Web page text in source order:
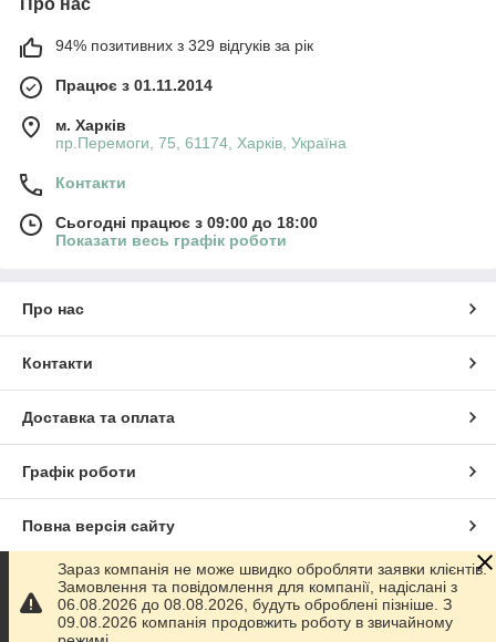
Про нас
94% позитивних з 329 відгуків за рік
Працює з 01.11.2014
м. Харків
пр.Перемоги, 75, 61174, Харків, Україна
Контакти
Сьогодні працює з 09:00 до 18:00
Показати весь графік роботи
Про нас
Контакти
Доставка та оплата
Графік роботи
Повна версія сайту
Сайт створено на маркетплейсіProm.ua
Політика конфіденційності
Зараз компанія не може швидко обробляти заявки клієнтів.
Замовлення та повідомлення для компанії, надіслані з
06.08.2026 до 08.08.2026, будуть оброблені пізніше. З
09.08.2026 компанія продовжить роботу в звичайному